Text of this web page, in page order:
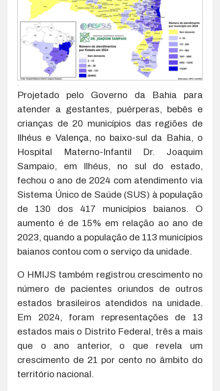
Projetado pelo Governo da Bahia para
atender a gestantes, puérperas, bebês e
crianças de 20 municípios das regiões de
Ilhéus e Valença, no baixo-sul da Bahia, o
Hospital Materno-Infantil Dr. Joaquim
Sampaio, em Ilhéus, no sul do estado,
fechou o ano de 2024 com atendimento via
Sistema Único de Saúde (SUS) à população
de 130 dos 417 municípios baianos. O
aumento é de 15% em relação ao ano de
2023, quando a população de 113 municípios
baianos contou com o serviço da unidade.
O HMIJS também registrou crescimento no
número de pacientes oriundos de outros
estados brasileiros atendidos na unidade.
Em 2024, foram representações de 13
estados mais o Distrito Federal, três a mais
que o ano anterior, o que revela um
crescimento de 21 por cento no âmbito do
território nacional.